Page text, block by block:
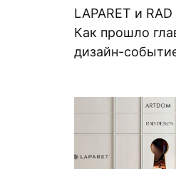
LAPARET и RAD
Как прошло
дизайн-